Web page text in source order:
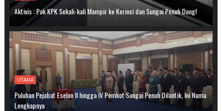
Aktivis : Pak KPK Sekali-kali Mampir ke Kerinci dan Sungai Penuh Dong!
UTAMA
Puluhan Pejabat Eselon II hingga IV Pemkot Sungai Penuh Dilantik, Ini Nama
Lengkapnya